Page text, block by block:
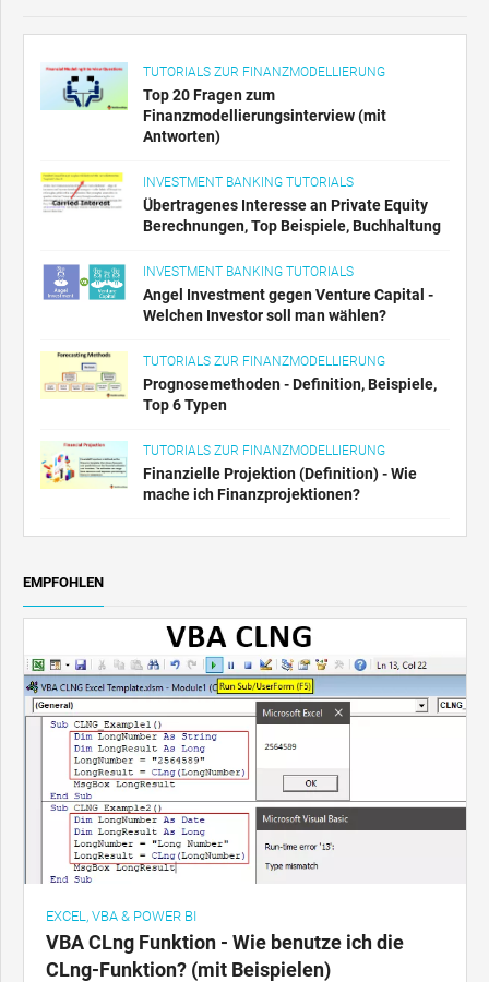
TUTORIALS ZUR FINANZMODELLIERUNG
Top 20 Fragen zum
Finanzmodellierungsinterview (mit
Antworten)
INVESTMENT BANKING TUTORIALS
Übertragenes Interesse an Private Equity
Berechnungen, Top Beispiele, Buchhaltung
INVESTMENT BANKING TUTORIALS
Angel Investment gegen Venture Capital -
Welchen Investor soll man wählen?
TUTORIALS ZUR FINANZMODELLIERUNG
Prognosemethoden - Definition, Beispiele,
Top 6 Typen
TUTORIALS ZUR FINANZMODELLIERUNG
Finanzielle Projektion (Definition) - Wie
mache ich Finanzprojektionen?
EMPFOHLEN
EXCEL, VBA & POWER BI
VBA CLng Funktion - Wie benutze ich die
CLng-Funktion? (mit Beispielen)